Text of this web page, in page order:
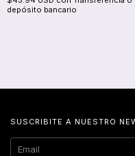
depósito bancario
SUSCRIBITE A NUESTRO